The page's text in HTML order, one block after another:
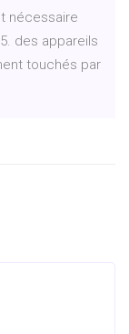
nécessaire
des appareils
touchés par